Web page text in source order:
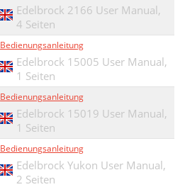
Edelbrock 2166 User Manual,
4 Seiten
Bedienungsanleitung
Edelbrock 15005 User Manual,
1 Seiten
Bedienungsanleitung
Edelbrock 15019 User Manual,
1 Seiten
Bedienungsanleitung
Edelbrock Yukon User Manual,
2 Seiten